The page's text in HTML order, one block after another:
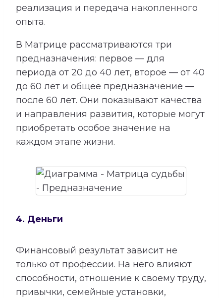
реализация и передача накопленного
опыта.
В Матрице рассматриваются три
предназначения: первое — для
периода от 20 до 40 лет, второе — от 40
до 60 лет и общее предназначение —
после 60 лет. Они показывают качества
и направления развития, которые могут
приобретать особое значение на
каждом этапе жизни.
4. Деньги
Финансовый результат зависит не
только от профессии. На него влияют
способности, отношение к своему труду,
привычки, семейные установки,